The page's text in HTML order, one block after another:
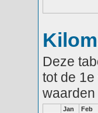
Deze
tot de
Jan Feb